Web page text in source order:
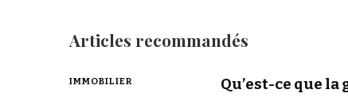
Articles recommandés
IMMOBILIER Qu’est-ce que